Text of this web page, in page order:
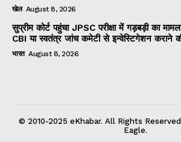
खेल August 8, 2026
सुप्रीम कोर्ट पहुंचा JPSC परीक्षा में गड़बड़ी का
CBI या स्वतंत्र जांच कमेटी से इन्वेस्टिगेशन कराने
भारत August 8, 2026
© 2010-2025 eKhabar. All Rights
Eagle.